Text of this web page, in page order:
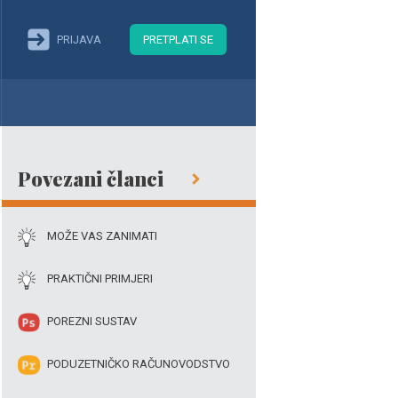
PRIJAVA PRETPLATI SE
Povezani članci
MOŽE VAS ZANIMATI
PRAKTIČNI PRIMJERI
POREZNI SUSTAV
PODUZETNIČKO RAČUNOVODSTVO